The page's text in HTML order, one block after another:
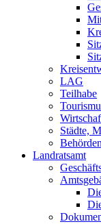
LAG
Teilhabe
Städte,
Landratsamt